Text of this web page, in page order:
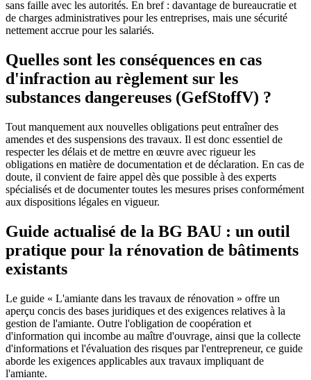
sans faille avec les autorités. En bref : davantage de bureaucratie et
de charges administratives pour les entreprises, mais une sécurité
nettement accrue pour les salariés.
Quelles sont les conséquences en cas
d'infraction au règlement sur les
substances dangereuses (GefStoffV) ?
Tout manquement aux nouvelles obligations peut entraîner des
amendes et des suspensions des travaux. Il est donc essentiel de
respecter les délais et de mettre en œuvre avec rigueur les
obligations en matière de documentation et de déclaration. En cas de
doute, il convient de faire appel dès que possible à des experts
spécialisés et de documenter toutes les mesures prises conformément
aux dispositions légales en vigueur.
Guide actualisé de la BG BAU : un outil
pratique pour la rénovation de bâtiments
existants
Le guide « L'amiante dans les travaux de rénovation » offre un
aperçu concis des bases juridiques et des exigences relatives à la
gestion de l'amiante. Outre l'obligation de coopération et
d'information qui incombe au maître d'ouvrage, ainsi que la collecte
d'informations et l'évaluation des risques par l'entrepreneur, ce guide
aborde les exigences applicables aux travaux impliquant de
l'amiante.